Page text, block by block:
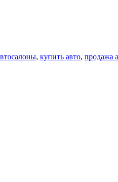
, купить авто, продажа